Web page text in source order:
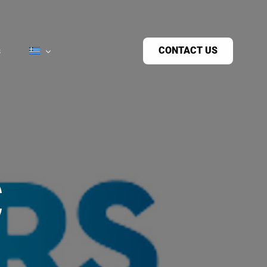
CONTACT US